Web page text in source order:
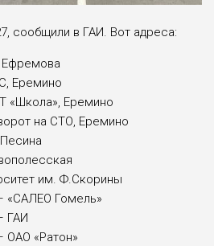
сообщили в ГАИ. Вот адреса:
Ефремова
Еремино
«Школа», Еремино
на СТО, Еремино
им. Ф.Скорины
«САЛЕО Гомель»
ГАИ
ОАО «Ратон»